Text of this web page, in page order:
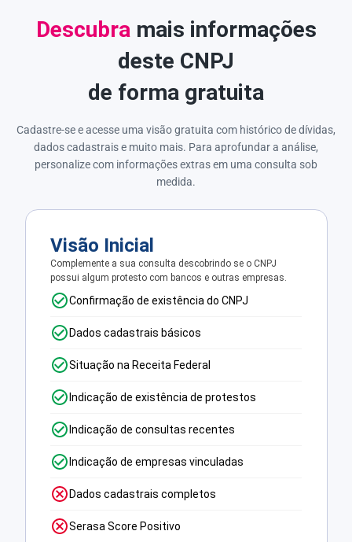
Descubra mais informações
deste CNPJ
de forma gratuita
Cadastre-se e acesse uma visão gratuita com histórico de dívidas,
dados cadastrais e muito mais. Para aprofundar a análise,
personalize com informações extras em uma consulta sob
medida.
Visão Inicial
Complemente a sua consulta descobrindo se o CNPJ
possui algum protesto com bancos e outras empresas.
Confirmação de existência do CNPJ
Dados cadastrais básicos
Situação na Receita Federal
Indicação de existência de protestos
Indicação de consultas recentes
Indicação de empresas vinculadas
Dados cadastrais completos
Serasa Score Positivo